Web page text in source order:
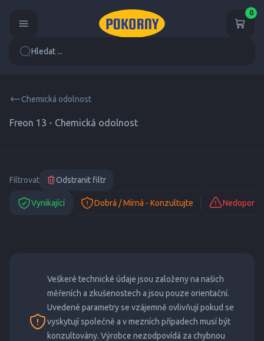
Hledat ...
0
Chemická odolnost
Freon 13 - Chemická odolnost
Filtrovat Odstranit filtr
Vynikající Dobrá / Mírná - Konzultujte
Veškeré technické údaje jsou založeny na našich
měřeních a zkušenostech a jsou pouze orientační.
Uvedené parametry se vzájemně ovlivňují pokud se
vyskytují společně a v mezních případech musí být
konzultovány. Výrobce nezodpovídá za chybnou